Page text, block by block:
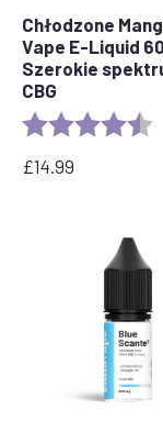
Chłodzone
Vape E-Liquid
Szerokie
CBG
Ocena:
£14.99